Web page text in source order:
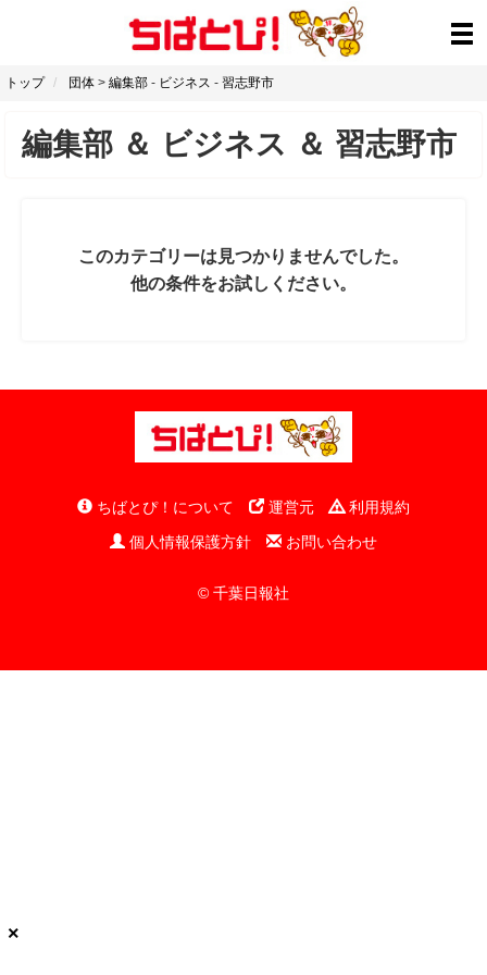
トップ 団体 > 編集部 - ビジネス - 習志野市
編集部 ＆ ビジネス ＆ 習志野市
このカテゴリーは見つかりませんでした。
他の条件をお試しください。
ちばとぴ！について 運営元
利用規約
個人情報保護方針
お問い合わせ
© 千葉日報社
×